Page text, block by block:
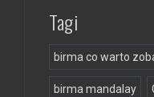
Tagi
birma co warto
birma mandalay